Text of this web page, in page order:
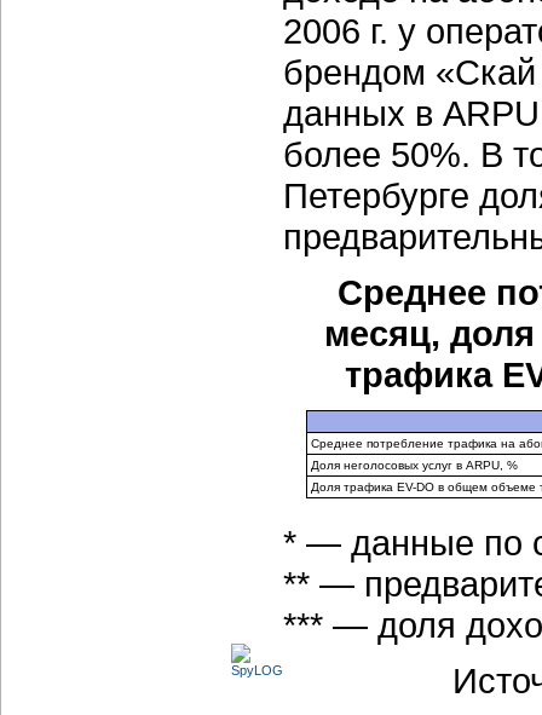
2006 г. у
брендом «Скай
данных в
более 50%. В
Петербурге
Среднее
месяц,
трафика
Среднее потребление трафика на
Доля неголосовых услуг в ARPU, %
Доля трафика EV-DO в общем объеме
* — данные по
** —
*** — доля